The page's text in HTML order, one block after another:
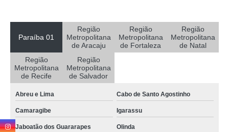
compartilhamento de espaços valor Bonito de Santa Fé
espaço compartilhados de trabalho preços Olinda
escritórios compartilhado Queimadas
sala compartilhada Serra Branca
onde encontrar coworkings compartilhados Extremoz
espaço compartilhados de trabalho valor Abreu e Lima
Paraíba 01
Região
Metropolitana
de Aracaju
Região
Metropolitana
de Fortaleza
Região
Metropolitana
de Natal
Região
Metropolitana
de Recife
Região
Metropolitana
de Salvador
Abreu e Lima Cabo de Santo Agostinho
Camaragibe Igarassu
Jaboatão dos Guararapes Olinda